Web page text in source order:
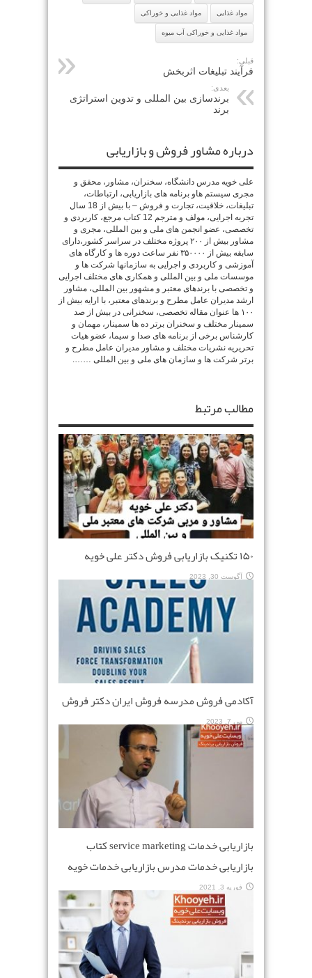
مواد غذایی مواد غذایی و خوراکی
مواد غذایی و خوراکی آب میوه
قبلی:
فرآیند تبلیغات اثربخش
بعدی:
برندسازی بین المللی و تدوین استراتژی
برند
درباره مشاور فروش و بازاریابی
علی خویه مدرس دانشگاه، سخنران، مشاور، محقق و
مجری سیستم هاو برنامه های بازاریابی، ارتباطات،
تبلیغات، خلاقیت، تجارت و فروش – با بیش از 18 سال
تجربه اجرایی، مولف و مترجم 12 کتاب مرجع، کاربردی و
تخصصی، عضو انجمن های ملی و بین المللی، مجری و
مشاور بیش از ۲۰۰ پروژه مختلف در سراسر کشور،دارای
سابقه بیش از ۳۵۰۰۰۰ نفر ساعت دوره ها و کارگاه های
آموزشی و کاربردی و اجرایی به سازمانها شرکت ها و
موسسات ملی و بین المللی و همکاری های مختلف اجرایی
و تخصصی با برندهای معتبر و مشهور بین المللی، مشاور
ارشد مدیران عامل مطرح و برندهای معتبر، با ارایه بیش از
۱۰۰ ها عنوان مقاله تخصصی، سخنرانی در بیش از صد
سمینار مختلف و سخنران برتر ده ها سمینار، مهمان و
کارشناس برخی از برنامه های صدا و سیما، عضو هیات
تحریریه نشریات مختلف و مشاور مدیران عامل مطرح و
برتر شرکت ها و سازمان های ملی و بین المللی …….
مطالب مرتبط
۱۵۰ تکنیک بازاریابی فروش دکتر علی خویه
آگوست 30, 2023
آکادمی فروش مدرسه فروش ایران دکتر فروش
می 7, 2023
بازاریابی خدمات service marketing کتاب
بازاریابی خدمات مدرس بازاریابی خدمات خویه
فوریه 3, 2021